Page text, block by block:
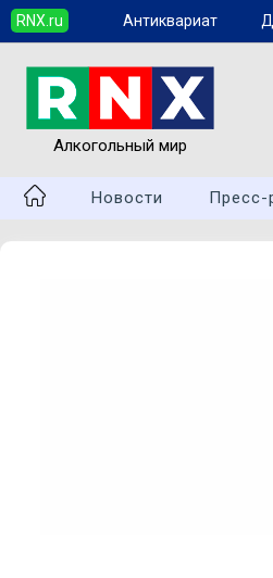
RNX.ru Антиквариат
Алкогольный мир
Новости Пресс-